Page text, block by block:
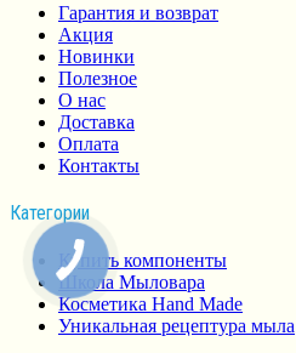
Гарантия и возврат
Акция
Новинки
Полезное
О нас
Доставка
Оплата
Контакты
Категории
Купить компоненты
Школа Мыловара
Косметика Hand Made
Уникальная рецептура мыла